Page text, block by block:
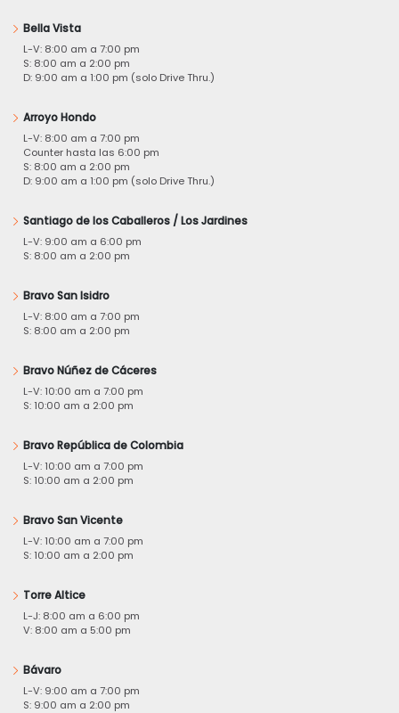
Bella Vista
L-V: 8:00 am a 7:00 pm
S: 8:00 am a 2:00 pm
D: 9:00 am a 1:00 pm (solo Drive Thru.)
Arroyo Hondo
L-V: 8:00 am a 7:00 pm
Counter hasta las 6:00 pm
S: 8:00 am a 2:00 pm
D: 9:00 am a 1:00 pm (solo Drive Thru.)
Santiago de los Caballeros / Los Jardines
L-V: 9:00 am a 6:00 pm
S: 8:00 am a 2:00 pm
Bravo San Isidro
L-V: 8:00 am a 7:00 pm
S: 8:00 am a 2:00 pm
Bravo Núñez de Cáceres
L-V: 10:00 am a 7:00 pm
S: 10:00 am a 2:00 pm
Bravo República de Colombia
L-V: 10:00 am a 7:00 pm
S: 10:00 am a 2:00 pm
Bravo San Vicente
L-V: 10:00 am a 7:00 pm
S: 10:00 am a 2:00 pm
Torre Altice
L-J: 8:00 am a 6:00 pm
V: 8:00 am a 5:00 pm
Bávaro
L-V: 9:00 am a 7:00 pm
S: 9:00 am a 2:00 pm